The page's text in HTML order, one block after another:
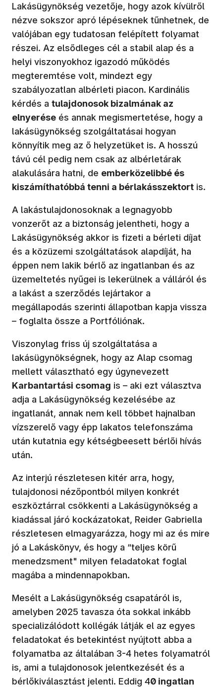
Lakásügynökség vezetője, hogy azok kívülről
nézve sokszor apró lépéseknek tűnhetnek, de
valójában egy tudatosan felépített folyamat
részei. Az elsődleges cél a stabil alap és a
helyi viszonyokhoz igazodó működés
megteremtése volt, mindezt egy
szabályozatlan albérleti piacon. Kardinális
kérdés a tulajdonosok bizalmának az
elnyerése és annak megismertetése, hogy a
lakásügynökség szolgáltatásai hogyan
könnyítik meg az ő helyzetüket is. A hosszú
távú cél pedig nem csak az albérletárak
alakulására hatni, de emberközelibbé és
kiszámíthatóbbá tenni a bérlakásszektort is.
A lakástulajdonosoknak a legnagyobb
vonzerőt az a biztonság jelentheti, hogy a
Lakásügynökség akkor is fizeti a bérleti díjat
és a közüzemi szolgáltatások alapdíját, ha
éppen nem lakik bérlő az ingatlanban és az
üzemeltetés nyűgei is lekerülnek a válláról és
a lakást a szerződés lejártakor a
megállapodás szerinti állapotban kapja vissza
– foglalta össze a Portfóliónak.
Viszonylag friss új szolgáltatása a
lakásügynökségnek, hogy az Alap csomag
mellett választható egy úgynevezett
Karbantartási csomag is – aki ezt választva
adja a Lakásügynökség kezelésébe az
ingatlanát, annak nem kell többet hajnalban
vízszerelő vagy épp lakatos telefonszáma
után kutatnia egy kétségbeesett bérlői hívás
után.
Az interjú részletesen kitér arra, hogy,
tulajdonosi nézőpontból milyen konkrét
eszköztárral csökkenti a Lakásügynökség a
kiadással járó kockázatokat, Reider Gabriella
részletesen elmagyarázza, hogy mi az és mire
jó a Lakáskönyv, és hogy a “teljes körű
menedzsment" milyen feladatokat foglal
magába a mindennapokban.
Mesélt a Lakásügynökség csapatáról is,
amelyben 2025 tavasza óta sokkal inkább
specializálódott kollégák látják el az egyes
feladatokat és betekintést nyújtott abba a
folyamatba az általában 3-4 hetes folyamatról
is, ami a tulajdonosok jelentkezését és a
bérlőkiválasztást jelenti. Eddig 40 ingatlan